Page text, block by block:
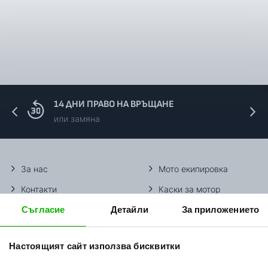
Съгласие Детайли За приложението
Настоящият сайт използва бисквитки
14 ДНИ ПРАВО НА ВРЪЩАНЕ
или замяна
За нас
Контакти
Методи доставка
Начини плащане
Връщане на стока
Мото екипировка
Каски за мотор
Ботуши за мотор
Гуми за мотор
Очила за мотор